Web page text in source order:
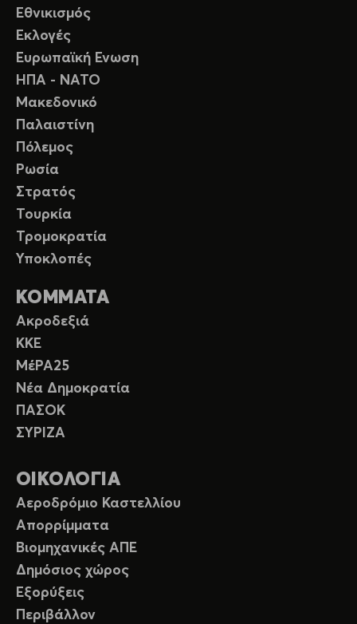
Εθνικισμός
Εκλογές
Ευρωπαϊκή Ενωση
ΗΠΑ - ΝΑΤΟ
Μακεδονικό
Παλαιστίνη
Πόλεμος
Ρωσία
Στρατός
Τουρκία
Τρομοκρατία
Υποκλοπές
ΚΟΜΜΑΤΑ
Ακροδεξιά
ΚΚΕ
ΜέΡΑ25
Νέα Δημοκρατία
ΠΑΣΟΚ
ΣΥΡΙΖΑ
ΟΙΚΟΛΟΓΙΑ
Αεροδρόμιο Καστελλίου
Απορρίμματα
Βιομηχανικές ΑΠΕ
Δημόσιος χώρος
Εξορύξεις
Περιβάλλον